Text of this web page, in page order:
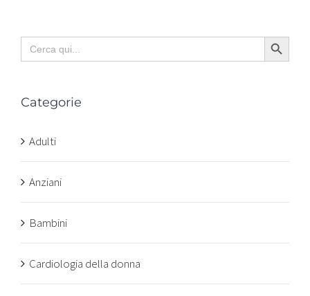
Search
for:
Search Button
Categorie
Adulti
Anziani
Bambini
Cardiologia della donna